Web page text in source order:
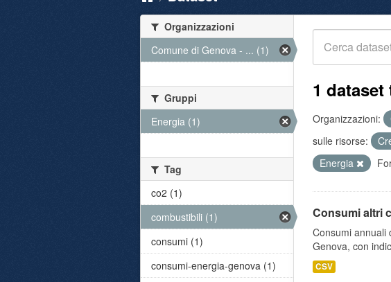
1 dataset
Organizzazioni:
sulle risorse:
Energia
Consumi altri
Consumi annuali
Genova, con
CSV
Organizzazioni
Comune di Genova - ... (1)
Gruppi
Energia (1)
Tag
co2 (1)
combustibili (1)
consumi (1)
consumi-energia-genova (1)